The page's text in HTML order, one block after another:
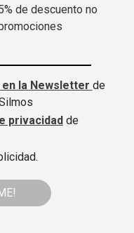
de descuento no
la Newsletter de
privacidad de